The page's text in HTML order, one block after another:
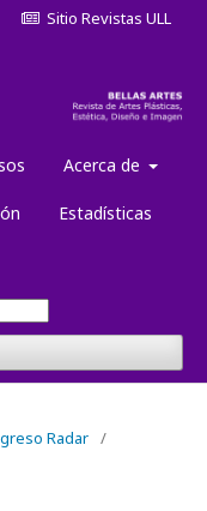
Acerca de
Estadísticas
Sitio Revistas ULL
Radar /